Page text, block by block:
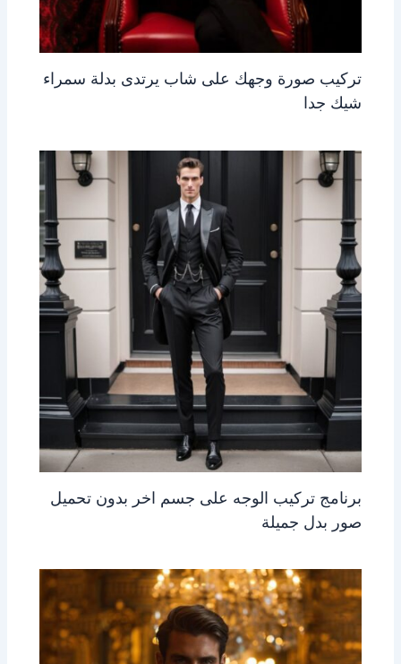
تركيب صورة وجهك على شاب يرتدى بدلة سمراء
شيك جدا
برنامج تركيب الوجه على جسم اخر بدون تحميل
صور بدل جميلة